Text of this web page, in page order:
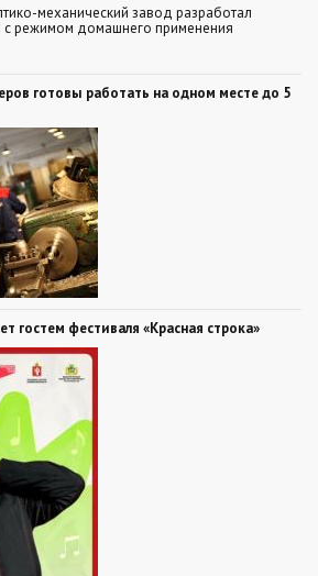
механический завод разработал
с режимом домашнего применения
готовы работать на одном месте до 5
гостем фестиваля «Красная строка»